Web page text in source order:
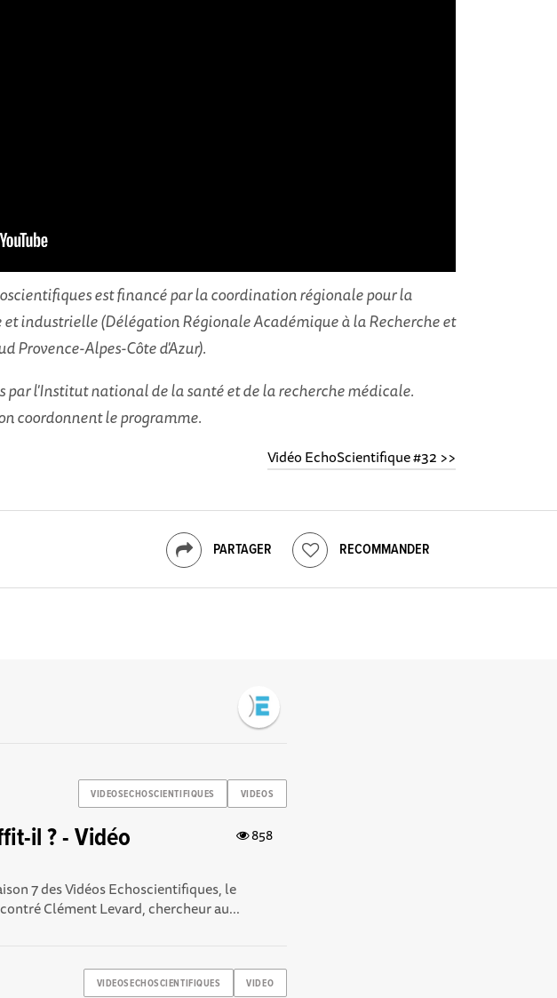
est financé par la coordination régionale pour la
industrielle (Délégation Régionale Académique à la Recherche et
Provence-Alpes-Côte d'Azur).
par l'Institut national de la santé et de la recherche médicale.
coordonnent le programme.
Vidéo EchoScientifique #32 >>
PARTAGER RECOMMANDER
VIDEOSECHOSCIENTIFIQUES VIDEOS
858
il ? - Vidéo
7 des Vidéos Echoscientifiques , le
Clément Levard, chercheur au...
VIDEOSECHOSCIENTIFIQUES VIDEO